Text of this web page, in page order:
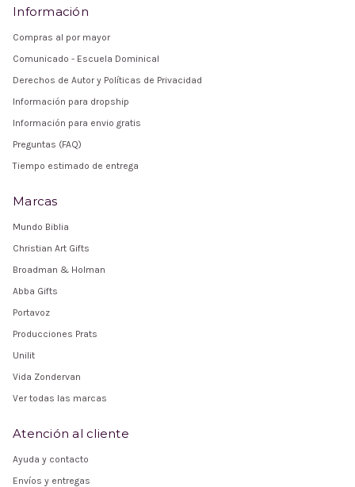
Información
Compras al por mayor
Comunicado - Escuela Dominical
Derechos de Autor y Políticas de Privacidad
Información para dropship
Información para envio gratis
Preguntas (FAQ)
Tiempo estimado de entrega
Marcas
Mundo Biblia
Christian Art Gifts
Broadman & Holman
Abba Gifts
Portavoz
Producciones Prats
Unilit
Vida Zondervan
Ver todas las marcas
Atención al cliente
Ayuda y contacto
Envíos y entregas